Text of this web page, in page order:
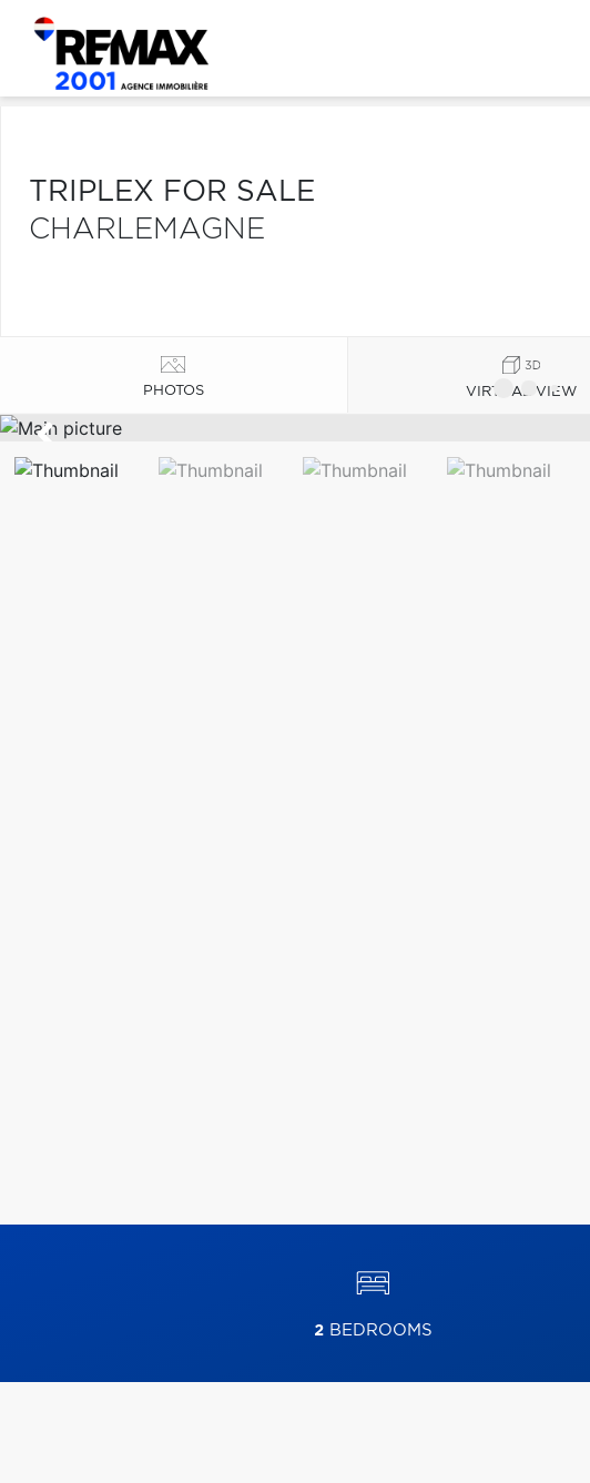
TRIPLEX FOR SALE
CHARLEMAGNE
PHOTOS VIRTUAL VIEW
2BEDROOMS